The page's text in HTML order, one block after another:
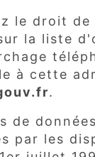
le droit de
la liste
à cette
.
de
par les